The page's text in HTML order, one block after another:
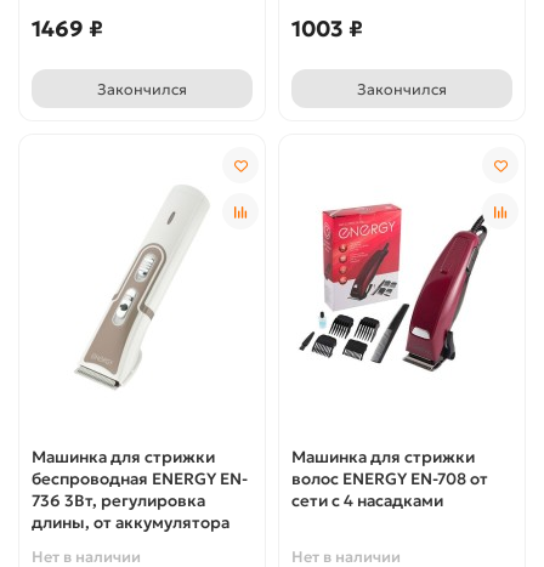
1469 ₽
Закончился
1003 ₽
Закончился
Машинка для стрижки
беспроводная ENERGY EN-
736 3Вт, регулировка
длины, от аккумулятора
Нет в наличии
Машинка для стрижки
волос ENERGY EN-708 от
сети с 4 насадками
Нет в наличии